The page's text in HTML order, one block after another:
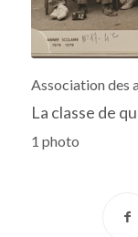
Association des
La classe de
1 photo